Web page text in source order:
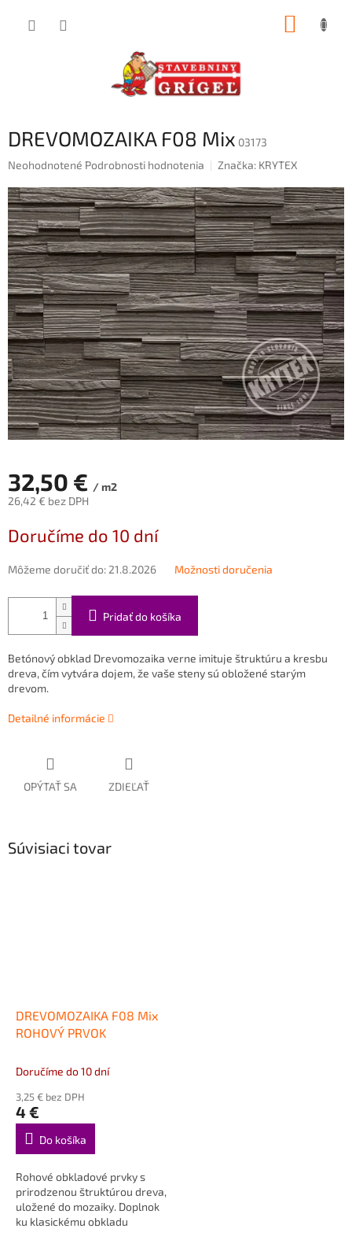
DREVOMOZAIKA F08 Mix 03173
Priemerné
produktu
je
0,0
z
5
hviezdičiek.
Neohodnotené Podrobnosti hodnotenia Značka: KRYTEX
32,50 € / m2
26,42 € bez DPH
cena:
Doručíme do 10 dní
Môžeme doručiť do: 21.8.2026 Možnosti doručenia
Pridať do košíka
Betónový obklad Drevomozaika verne imituje štruktúru a kresbu
dreva, čím vytvára dojem, že vaše steny sú obložené starým
drevom.
Detailné informácie
OPÝTAŤ SA ZDIEĽAŤ
Súvisiaci tovar
DREVOMOZAIKA F08 Mix
ROHOVÝ PRVOK
Doručíme do 10 dní
3,25 € bez DPH
4 €
Do košíka
Rohové obkladové prvky s
prirodzenou štruktúrou dreva,
uložené do mozaiky. Doplnok
ku klasickému obkladu